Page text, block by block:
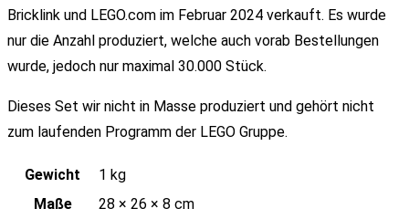
Bricklink und LEGO.com im Februar 2024 verkauft. Es wurde
nur die Anzahl produziert, welche auch vorab Bestellungen
wurde, jedoch nur maximal 30.000 Stück.
Dieses Set wir nicht in Masse produziert und gehört nicht
zum laufenden Programm der LEGO Gruppe.
Gewicht
1 kg
Maße
28 × 26 × 8 cm